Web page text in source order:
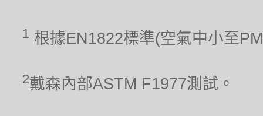
1 根據EN1822標準(空氣中小至
2戴森內部ASTM F1977測試。